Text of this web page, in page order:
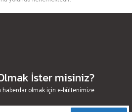
İster misiniz?
olmak için e-bültenimize